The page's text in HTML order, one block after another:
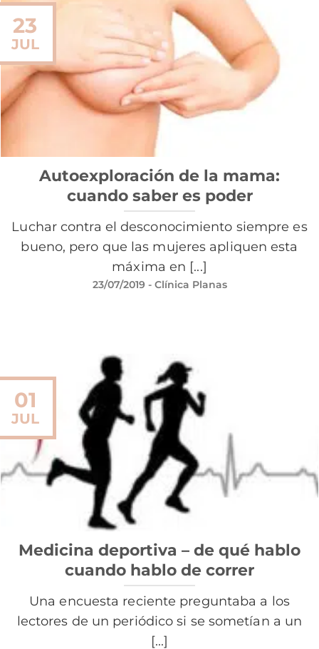
Autoexploración de la mama:
cuando saber es poder
Luchar contra el desconocimiento siempre es
bueno, pero que las mujeres apliquen esta
máxima en [...]
23/07/2019 - Clínica Planas
23
JUL
Medicina deportiva – de qué hablo
cuando hablo de correr
Una encuesta reciente preguntaba a los
lectores de un periódico si se sometían a un
[...]
01
JUL